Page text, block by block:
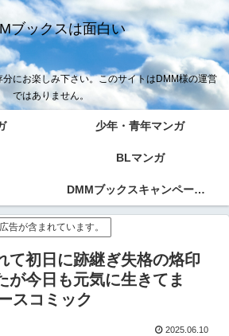
ブックスは面白い
にお楽しみ下さい。このサイトはDMM様の運営
ではありません。
少年・青年マンガ
BLマンガ
DMMブックスキャンペーン！！
告が含まれています。
て初日に跡継ぎ失格の烙印
が今日も元気に生きてま
スコミック
2025.06.10